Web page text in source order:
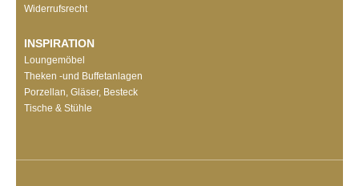
Widerrufsrecht
INSPIRATION
Loungemöbel
Theken -und Buffetanlagen
Porzellan, Gläser, Besteck
Tische & Stühle